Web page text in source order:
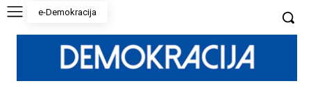
e-Demokracija